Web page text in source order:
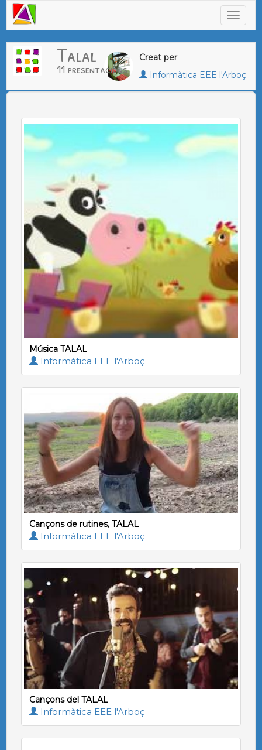
Talal
11 presentacions
Creat per
Informàtica EEE l'Arboç
Música TALAL
Informàtica EEE l'Arboç
Cançons de rutines, TALAL
Informàtica EEE l'Arboç
Cançons del TALAL
Informàtica EEE l'Arboç